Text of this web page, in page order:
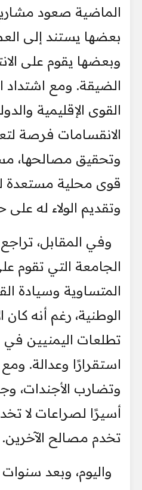
الماضية صعود
بعضها يستند إلى
وبعضها يقوم على
الضيقة. ومع اشتداد
القوى الإقليمية
الانقسامات فرصة
وتحقيق مصالحها،
قوى محلية مستعدة
وتقديم الولاء له
وفي المقابل،
الجامعة التي تقوم
المتساوية وسيادة
الوطنية، رغم أنه كان
تطلعات اليمنيين في
استقرارًا وعدالة. ومع
وتضارب الأجندات،
أسيرًا لصراعات لا
تخدم مصالح الآخرين.
واليوم، وبعد